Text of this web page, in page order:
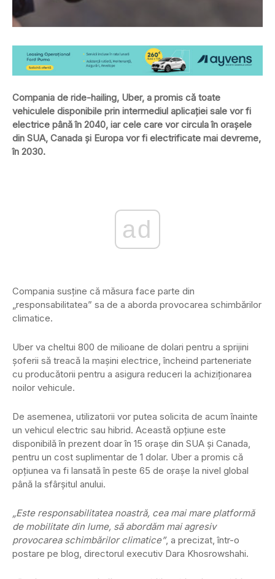
Compania de ride-hailing, Uber, a promis că toate
vehiculele disponibile prin intermediul aplicației sale vor fi
electrice până în 2040, iar cele care vor circula în orașele
din SUA, Canada și Europa vor fi electrificate mai devreme,
în 2030.
ad
Compania susține că măsura face parte din
„responsabilitatea” sa de a aborda provocarea schimbărilor
climatice.
Uber va cheltui 800 de milioane de dolari pentru a sprijini
șoferii să treacă la mașini electrice, încheind parteneriate
cu producătorii pentru a asigura reduceri la achiziționarea
noilor vehicule.
De asemenea, utilizatorii vor putea solicita de acum înainte
un vehicul electric sau hibrid. Această opțiune este
disponibilă în prezent doar în 15 orașe din SUA și Canada,
pentru un cost suplimentar de 1 dolar. Uber a promis că
opțiunea va fi lansată în peste 65 de orașe la nivel global
până la sfârșitul anului.
„Este responsabilitatea noastră, cea mai mare platformă
de mobilitate din lume, să abordăm mai agresiv
provocarea schimbărilor climatice”, a precizat, într-o
postare pe blog, directorul executiv Dara Khosrowshahi.